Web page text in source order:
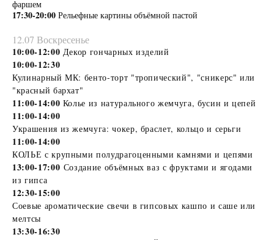
фаршем
17:30-20:00 Рельефные картины объёмной пастой
12.07 Воскресенье
10:00-12:00 Декор гончарных изделий
10:00-12:30
Кулинарный МК: бенто-торт "тропический", "сникерс" или
"красный бархат"
11:00-14:00 Колье из натурального жемчуга, бусин и цепей
11:00-14:00
Украшения из жемчуга: чокер, браслет, кольцо и серьги
11:00-14:00
КОЛЬЕ с крупными полудрагоценными камнями и цепями
13:00-17:00 Создание объёмных ваз с фруктами и ягодами
из гипса
12:30-15:00
Соевые ароматические свечи в гипсовых кашпо и саше или
мелтсы
13:30-16:30